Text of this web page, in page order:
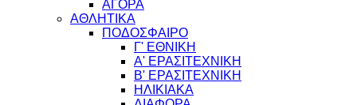
ΑΓΟΡΑ
ΑΘΛΗΤΙΚΑ
ΠΟΔΟΣΦΑΙΡΟ
Γ' ΕΘΝΙΚΗ
Α' ΕΡΑΣΙΤΕΧΝΙΚΗ
Β' ΕΡΑΣΙΤΕΧΝΙΚΗ
ΗΛΙΚΙΑΚΑ